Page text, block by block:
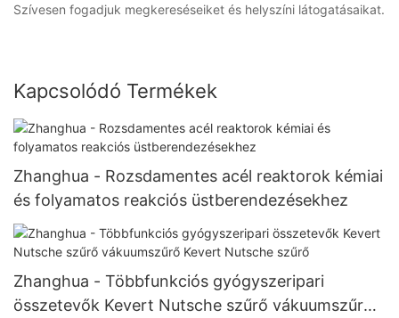
Szívesen fogadjuk megkereséseiket és helyszíni látogatásaikat.
Kapcsolódó Termékek
Zhanghua - Rozsdamentes acél reaktorok kémiai
és folyamatos reakciós üstberendezésekhez
Zhanghua - Többfunkciós gyógyszeripari
összetevők Kevert Nutsche szűrő vákuumszűrő